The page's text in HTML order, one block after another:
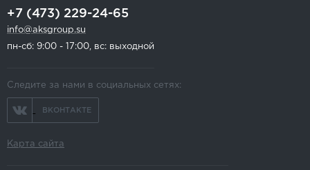
+7 (473) 229-24-65
info@aksgroup.su
пн-сб: 9:00 - 17:00, вс: выходной
Следите за нами в социальных сетях:
ВКОНТАКТЕ
Карта сайта